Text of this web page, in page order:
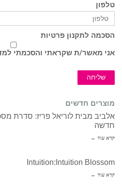
טלפון
הסכמה לתקנון פרטיות
אני מאשר/ת שקראתי והסכמתי ל
שליחה
מוצרים חדשים
אלביב מבית לוריאל פריז: סדרת
חדשה
קרא עוד ←
Intuition:Intuition Blossom
קרא עוד ←